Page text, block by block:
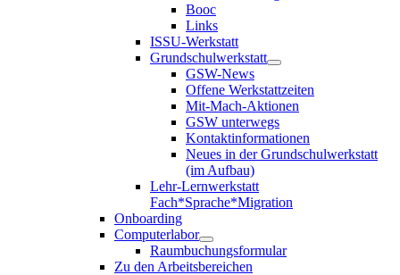
Booc
Links
ISSU-Werkstatt
Grundschulwerkstatt
GSW-News
Offene Werkstattzeiten
Mit-Mach-Aktionen
GSW unterwegs
Kontaktinformationen
Neues in der Grundschulwerkstatt
(im Aufbau)
Lehr-Lernwerkstatt
Fach*Sprache*Migration
Onboarding
Computerlabor
Raumbuchungsformular
Zu den Arbeitsbereichen